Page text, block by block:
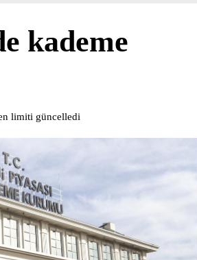
kademe
limiti güncelledi